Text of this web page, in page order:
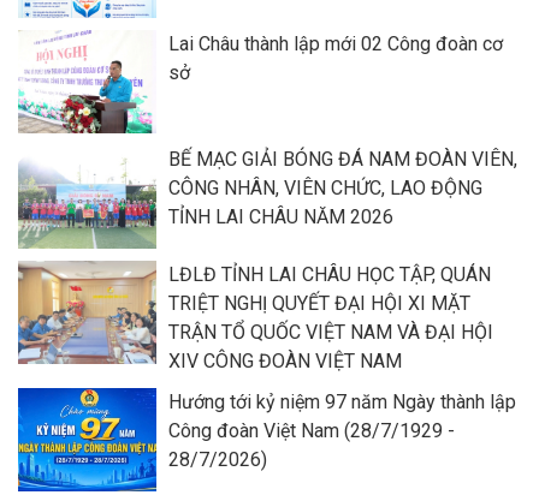
Lai Châu thành lập mới 02 Công đoàn cơ
sở
BẾ MẠC GIẢI BÓNG ĐÁ NAM ĐOÀN VIÊN,
CÔNG NHÂN, VIÊN CHỨC, LAO ĐỘNG
TỈNH LAI CHÂU NĂM 2026
LĐLĐ TỈNH LAI CHÂU HỌC TẬP, QUÁN
TRIỆT NGHỊ QUYẾT ĐẠI HỘI XI MẶT
TRẬN TỔ QUỐC VIỆT NAM VÀ ĐẠI HỘI
XIV CÔNG ĐOÀN VIỆT NAM
Hướng tới kỷ niệm 97 năm Ngày thành lập
Công đoàn Việt Nam (28/7/1929 -
28/7/2026)